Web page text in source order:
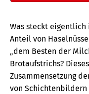
Was steckt eigentlich
Anteil von
„dem Besten der
Brotaufstrichs?
Zusammensetzung
von